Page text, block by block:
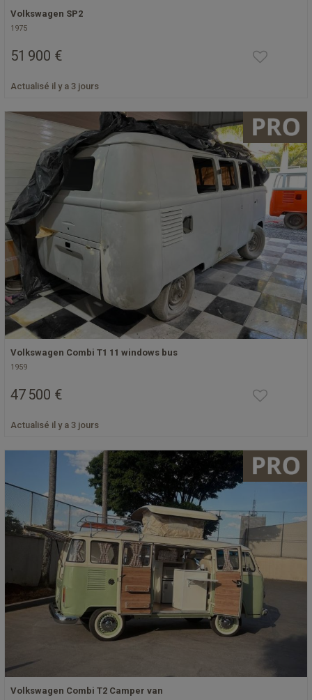
Volkswagen SP2
1975
51 900 €
Actualisé il y a 3 jours
Volkswagen Combi T1 11 windows bus
1959
47 500 €
Actualisé il y a 3 jours
Volkswagen Combi T2 Camper van